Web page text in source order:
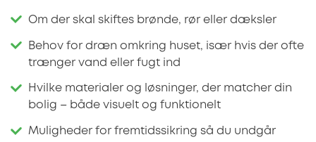
Om der skal skiftes brønde, rør eller dæksler
Behov for dræn omkring huset, især hvis der ofte
trænger vand eller fugt ind
Hvilke materialer og løsninger, der matcher din
bolig – både visuelt og funktionelt
Muligheder for fremtidssikring så du undgår